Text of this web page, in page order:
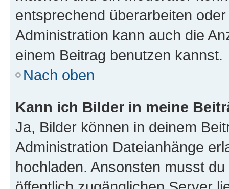
entsprechend überarbeiten
Administration kann auch die
einem Beitrag benutzen kannst.
Nach oben
Kann ich Bilder in meine
Ja, Bilder können in deinem
Administration Dateianhänge
hochladen. Ansonsten musst